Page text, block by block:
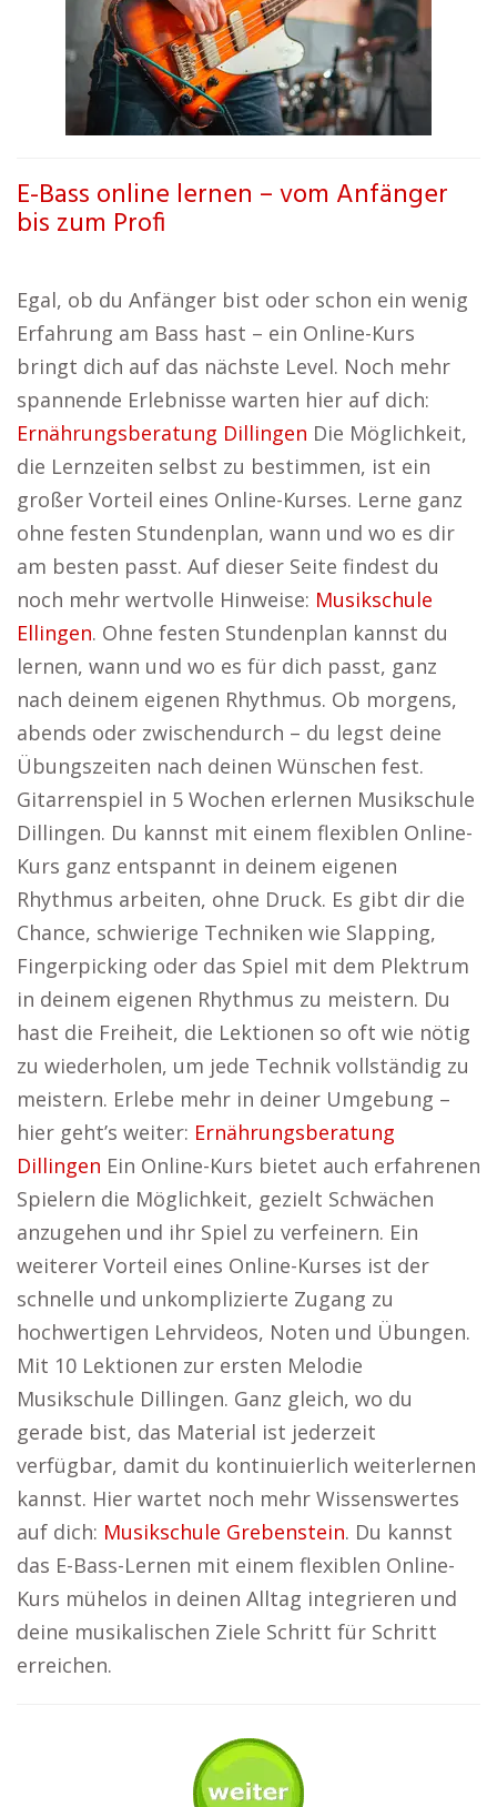
E-Bass online lernen – vom Anfänger
bis zum Profi
Egal, ob du Anfänger bist oder schon ein wenig
Erfahrung am Bass hast – ein Online-Kurs
bringt dich auf das nächste Level. Noch mehr
spannende Erlebnisse warten hier auf dich:
Ernährungsberatung Dillingen Die Möglichkeit,
die Lernzeiten selbst zu bestimmen, ist ein
großer Vorteil eines Online-Kurses. Lerne ganz
ohne festen Stundenplan, wann und wo es dir
am besten passt. Auf dieser Seite findest du
noch mehr wertvolle Hinweise: Musikschule
Ellingen. Ohne festen Stundenplan kannst du
lernen, wann und wo es für dich passt, ganz
nach deinem eigenen Rhythmus. Ob morgens,
abends oder zwischendurch – du legst deine
Übungszeiten nach deinen Wünschen fest.
Gitarrenspiel in 5 Wochen erlernen Musikschule
Dillingen. Du kannst mit einem flexiblen Online-
Kurs ganz entspannt in deinem eigenen
Rhythmus arbeiten, ohne Druck. Es gibt dir die
Chance, schwierige Techniken wie Slapping,
Fingerpicking oder das Spiel mit dem Plektrum
in deinem eigenen Rhythmus zu meistern. Du
hast die Freiheit, die Lektionen so oft wie nötig
zu wiederholen, um jede Technik vollständig zu
meistern. Erlebe mehr in deiner Umgebung –
hier geht’s weiter: Ernährungsberatung
Dillingen Ein Online-Kurs bietet auch erfahrenen
Spielern die Möglichkeit, gezielt Schwächen
anzugehen und ihr Spiel zu verfeinern. Ein
weiterer Vorteil eines Online-Kurses ist der
schnelle und unkomplizierte Zugang zu
hochwertigen Lehrvideos, Noten und Übungen.
Mit 10 Lektionen zur ersten Melodie
Musikschule Dillingen. Ganz gleich, wo du
gerade bist, das Material ist jederzeit
verfügbar, damit du kontinuierlich weiterlernen
kannst. Hier wartet noch mehr Wissenswertes
auf dich: Musikschule Grebenstein. Du kannst
das E-Bass-Lernen mit einem flexiblen Online-
Kurs mühelos in deinen Alltag integrieren und
deine musikalischen Ziele Schritt für Schritt
erreichen.